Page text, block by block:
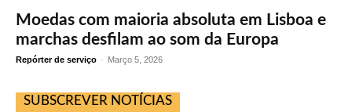
Moedas com maioria absoluta em Lisboa e
marchas desfilam ao som da Europa
Repórter de serviço - Março 5, 2026
SUBSCREVER NOTÍCIAS